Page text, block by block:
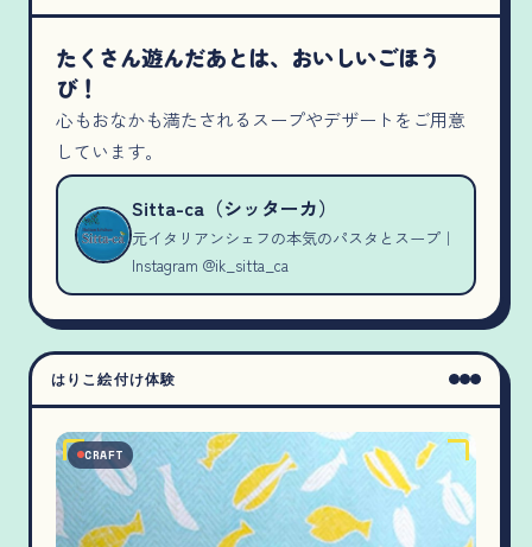
たくさん遊んだあとは、おいしいごほう
び！
心もおなかも満たされるスープやデザートをご用意
しています。
Sitta-ca（シッターカ）
元イタリアンシェフの本気のパスタとスープ｜
Instagram @ik_sitta_ca
はりこ絵付け体験
CRAFT